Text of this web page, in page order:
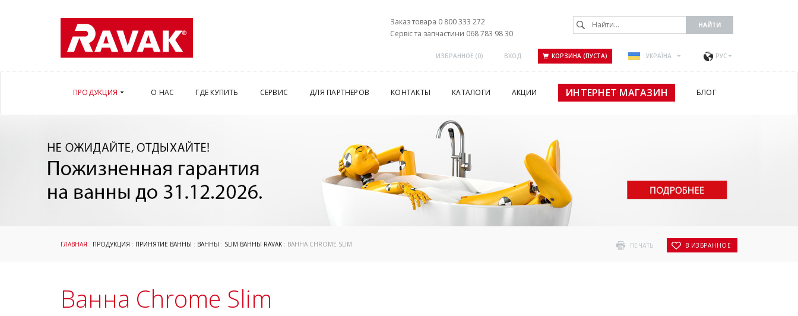
Заказ товара 0 800 333 272
Сервіс та запчастини 068 783 98 30
ИЗБРАННОЕ (0) ВХОД КОРЗИНА (ПУСТА) УКРАЇНА РУС
ПРОДУКЦИЯ О НАС ГДЕ КУПИТЬ СЕРВИС ДЛЯ ПАРТНЕРОВ КОНТАКТЫ КАТАЛОГИ АКЦИИ ИНТЕРНЕТ МАГАЗИН БЛОГ
ПЕЧАТЬ В ИЗБРАННОЕ
ГЛАВНАЯ : ПРОДУКЦИЯ : ПРИНЯТИЕ ВАННЫ : ВАННЫ : SLIM ВАННЫ RAVAK : ВАННА CHROME SLIM
Ванна Chrome Slim